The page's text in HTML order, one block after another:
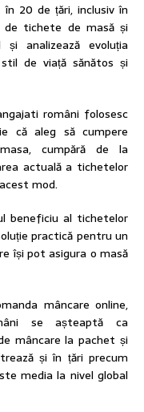
20 de țări, inclusiv în
de tichete de masă și
analizează evoluția
de viață sănătos și
români folosesc
că aleg să cumpere
cumpără de la
actuală a tichetelor
mod.
beneficiu al tichetelor
practică pentru un
își pot asigura o masă
mâncare online,
se așteaptă ca
mâncare la pachet și
și în țări precum
media la nivel global